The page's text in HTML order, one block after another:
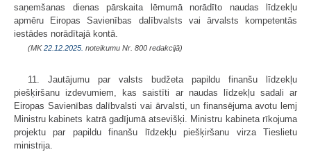
saņemšanas dienas pārskaita lēmumā norādīto naudas līdzekļu
apmēru Eiropas Savienības dalībvalsts vai ārvalsts kompetentās
iestādes norādītajā kontā.
(MK22.12.2025. noteikumu Nr. 800 redakcijā)
11. Jautājumu par valsts budžeta papildu finanšu līdzekļu
piešķiršanu izdevumiem, kas saistīti ar naudas līdzekļu sadali ar
Eiropas Savienības dalībvalsti vai ārvalsti, un finansējuma avotu lemj
Ministru kabinets katrā gadījumā atsevišķi. Ministru kabineta rīkojuma
projektu par papildu finanšu līdzekļu piešķiršanu virza Tieslietu
ministrija.